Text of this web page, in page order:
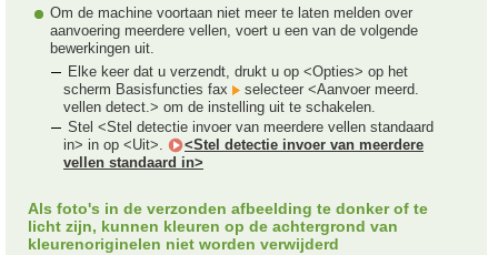
Om de machine voortaan niet meer te laten melden over
aanvoering meerdere vellen, voert u een van de volgende
bewerkingen uit.
Elke keer dat u verzendt, drukt u op <Opties> op het
scherm Basisfuncties fax
selecteer <Aanvoer meerd.
vellen detect.> om de instelling uit te schakelen.
Stel <Stel detectie invoer van meerdere vellen standaard
in> in op <Uit>.
<Stel detectie invoer van meerdere
vellen standaard in>
Als foto's in de verzonden afbeelding te donker of te
licht zijn, kunnen kleuren op de achtergrond van
kleurenoriginelen niet worden verwijderd